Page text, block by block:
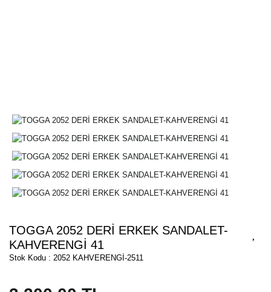
TOGGA 2052 DERİ ERKEK SANDALET-
KAHVERENGİ 41
Stok Kodu : 2052 KAHVERENGİ-2511